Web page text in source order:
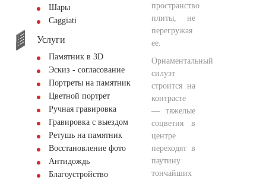
Шары
Сaggiati
Услуги
Памятник в 3D
Эскиз - согласование
Портреты на памятник
Цветной портрет
Ручная гравировка
Гравировка с выездом
Ретушь на памятник
Восстановление фото
Антидождь
Благоустройство
пространство
плиты, не
перегружая
ее.
Орнаментальный
силуэт
строится на
контрасте
— тяжелые
соцветия в
центре
переходят в
паутину
тончайших